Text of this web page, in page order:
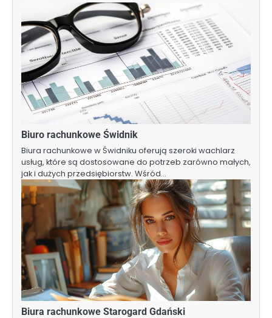
Biuro rachunkowe Świdnik
Biura rachunkowe w Świdniku oferują szeroki wachlarz
usług, które są dostosowane do potrzeb zarówno małych,
jak i dużych przedsiębiorstw. Wśród…
Biura rachunkowe Starogard Gdański